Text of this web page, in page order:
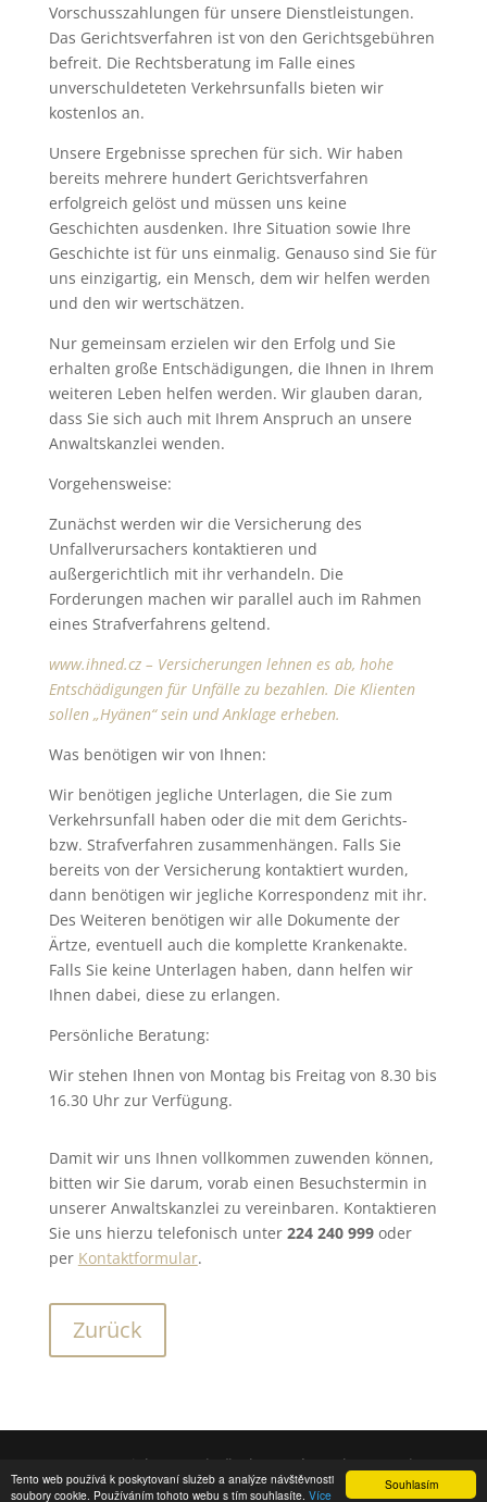
Souhlasím
Tento web používá k poskytovaní služeb a analýze návštěvnosti
soubory cookie. Používáním tohoto webu s tím souhlasíte. Více
Vorschusszahlungen für unsere Dienstleistungen.
Das Gerichtsverfahren ist von den Gerichtsgebühren
befreit. Die Rechtsberatung im Falle eines
unverschuldeteten Verkehrsunfalls bieten wir
kostenlos an.
Unsere Ergebnisse sprechen für sich. Wir haben
bereits mehrere hundert Gerichtsverfahren
erfolgreich gelöst und müssen uns keine
Geschichten ausdenken. Ihre Situation sowie Ihre
Geschichte ist für uns einmalig. Genauso sind Sie für
uns einzigartig, ein Mensch, dem wir helfen werden
und den wir wertschätzen.
Nur gemeinsam erzielen wir den Erfolg und Sie
erhalten große Entschädigungen, die Ihnen in Ihrem
weiteren Leben helfen werden. Wir glauben daran,
dass Sie sich auch mit Ihrem Anspruch an unsere
Anwaltskanzlei wenden.
Vorgehensweise:
Zunächst werden wir die Versicherung des
Unfallverursachers kontaktieren und
außergerichtlich mit ihr verhandeln. Die
Forderungen machen wir parallel auch im Rahmen
eines Strafverfahrens geltend.
www.ihned.cz– Versicherungen lehnen es ab, hohe
Entschädigungen für Unfälle zu bezahlen. Die Klienten
sollen „Hyänen“ sein und Anklage erheben.
Was benötigen wir von Ihnen:
Wir benötigen jegliche Unterlagen, die Sie zum
Verkehrsunfall haben oder die mit dem Gerichts-
bzw. Strafverfahren zusammenhängen. Falls Sie
bereits von der Versicherung kontaktiert wurden,
dann benötigen wir jegliche Korrespondenz mit ihr.
Des Weiteren benötigen wir alle Dokumente der
Ärtze, eventuell auch die komplette Krankenakte.
Falls Sie keine Unterlagen haben, dann helfen wir
Ihnen dabei, diese zu erlangen.
Persönliche Beratung:
Wir stehen Ihnen von Montag bis Freitag von 8.30 bis
16.30 Uhr zur Verfügung.
Damit wir uns Ihnen vollkommen zuwenden können,
bitten wir Sie darum, vorab einen Besuchstermin in
unserer Anwaltskanzlei zu vereinbaren. Kontaktieren
Sie uns hierzu telefonisch unter 224 240 999oder
per Kontaktformular.
Zurück
© Copyright 2018 | Všechna práva vyhrazena |
Tvorba webových stránek